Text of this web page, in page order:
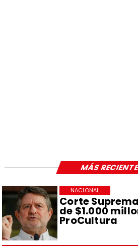
Corte
de $1.000
ProCultura
NACIONAL
MÁS